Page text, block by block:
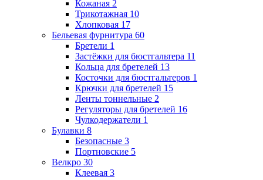
Кожаная 2
Трикотажная 10
Хлопковая 17
Бельевая фурнитура 60
Бретели 1
Застёжки для бюстгальтера 11
Кольца для бретелей 13
Косточки для бюстгальтеров 1
Крючки для бретелей 15
Ленты тоннельные 2
Регуляторы для бретелей 16
Чулкодержатели 1
Булавки 8
Безопасные 3
Портновские 5
Велкро 30
Клеевая 3